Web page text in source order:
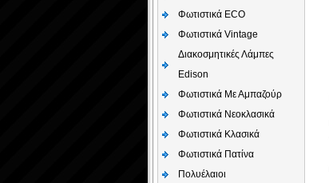
Φωτιστικά ECO
Φωτιστικά Vintage
Διακοσμητικές Λάμπες
Edison
Φωτιστικά Με Αμπαζούρ
Φωτιστικά Νεοκλασικά
Φωτιστικά Κλασικά
Φωτιστικά Πατίνα
Πολυέλαιοι